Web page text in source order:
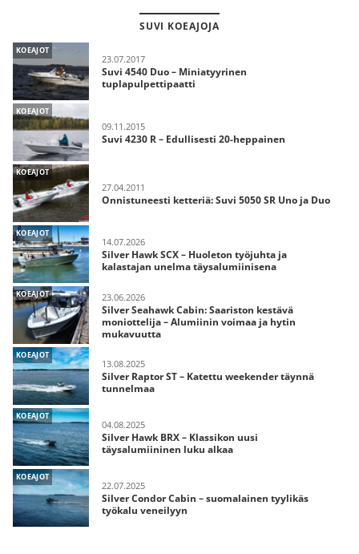
SUVI KOEAJOJA
KOEAJOT
23.07.2017
Suvi 4540 Duo – Miniatyyrinen
tuplapulpettipaatti
KOEAJOT
09.11.2015
Suvi 4230 R – Edullisesti 20-heppainen
KOEAJOT
27.04.2011
Onnistuneesti ketteriä: Suvi 5050 SR Uno ja Duo
KOEAJOT
14.07.2026
Silver Hawk SCX – Huoleton työjuhta ja
kalastajan unelma täysalumiinisena
KOEAJOT 23.06.2026
Silver Seahawk Cabin: Saariston kestävä
moniottelija – Alumiinin voimaa ja hytin
mukavuutta
KOEAJOT
13.08.2025
Silver Raptor ST – Katettu weekender täynnä
tunnelmaa
KOEAJOT
04.08.2025
Silver Hawk BRX – Klassikon uusi
täysalumiininen luku alkaa
KOEAJOT
22.07.2025
Silver Condor Cabin – suomalainen tyylikäs
työkalu veneilyyn